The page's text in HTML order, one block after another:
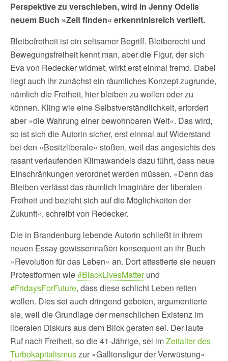
Perspektive zu verschieben, wird in Jenny Odells
neuem Buch »Zeit finden« erkenntnisreich vertieft.
Bleibefreiheit ist ein seltsamer Begriff. Bleiberecht und
Bewegungsfreiheit kennt man, aber die Figur, der sich
Eva von Redecker widmet, wirkt erst einmal fremd. Dabei
liegt auch ihr zunächst ein räumliches Konzept zugrunde,
nämlich die Freiheit, hier bleiben zu wollen oder zu
können. Kling wie eine Selbstverständlichkeit, erfordert
aber »die Wahrung einer bewohnbaren Welt«. Das wird,
so ist sich die Autorin sicher, erst einmal auf Widerstand
bei den »Besitzliberale« stoßen, weil das angesichts des
rasant verlaufenden Klimawandels dazu führt, dass neue
Einschränkungen verordnet werden müssen. »Denn das
Bleiben verlässt das räumlich Imaginäre der liberalen
Freiheit und bezieht sich auf die Möglichkeiten der
Zukunft«, schreibt von Redecker.
Die in Brandenburg lebende Autorin schließt in ihrem
neuen Essay gewissermaßen konsequent an ihr Buch
»Revolution für das Leben« an. Dort attestierte sie neuen
Protestformen wie#BlackLivesMatterund
#FridaysForFuture, dass diese schlicht Leben retten
wollen. Dies sei auch dringend geboten, argumentierte
sie, weil die Grundlage der menschlichen Existenz im
liberalen Diskurs aus dem Blick geraten sei. Der laute
Ruf nach Freiheit, so die 41-Jährige, sei imZeitalter des
Turbokapitalismuszur »Gallionsfigur der Verwüstung«